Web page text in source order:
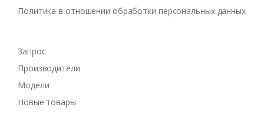
Политика в отношении обработки персональных данных
Запрос
Производители
Модели
Новые товары